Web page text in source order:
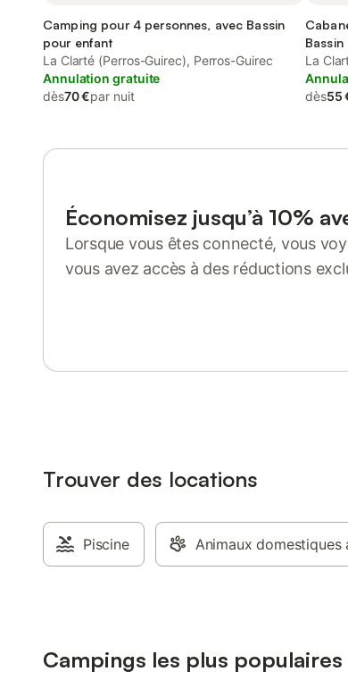
Camping pour 4 personnes, avec Bassin
pour enfant
La Clarté (Perros-Guirec), Perros-Guirec
Annulation gratuite
dès70 €par nuit
La
dès55
Économisez jusqu’à 10%
Lorsque vous êtes connecté, vous
vous avez accès à des réductions
Trouver des locations
Piscine Animaux domestiques
Campings les plus